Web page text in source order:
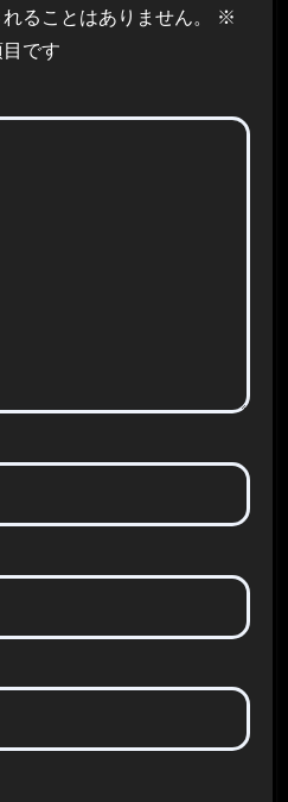
ることはありません。
※
です